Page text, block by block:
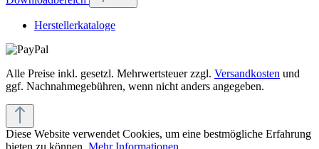
Herstellerkataloge
Alle Preise inkl. gesetzl. Mehrwertsteuer zzgl. Versandkosten und
ggf. Nachnahmegebühren, wenn nicht anders angegeben.
Diese Website verwendet Cookies, um eine bestmögliche Erfahrung
bieten zu können. Mehr Informationen ...